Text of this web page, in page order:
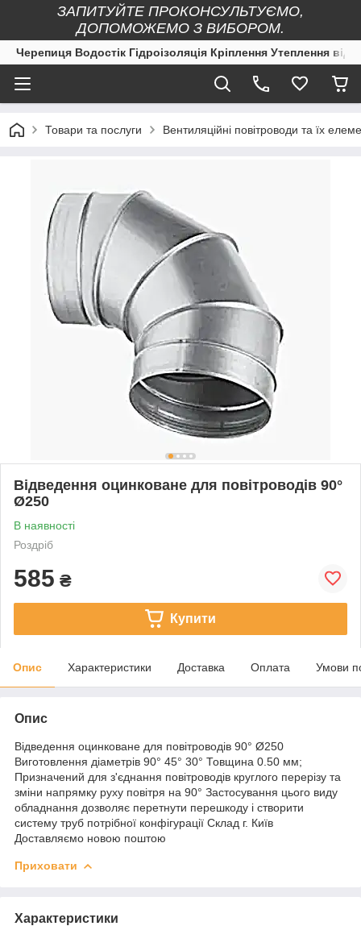
ЗАПИТУЙТЕ ПРОКОНСУЛЬТУЄМО,
ДОПОМОЖЕМО З ВИБОРОМ.
Черепиця Водостік Гідроізоляція Кріплення Утеплення
Товари та послуги Вентиляційні повітроводи та їх
Відведення оцинковане для повітроводів 90°
Ø250
В наявності
Роздріб
585 ₴
Купити
Опис Характеристики Доставка Оплата Умови
Опис
Відведення оцинковане для повітроводів 90° Ø250
Виготовлення діаметрів 90° 45° 30° Товщина 0.50 мм;
Призначений для з'єднання повітроводів круглого перерізу та
зміни напрямку руху повітря на 90° Застосування цього виду
обладнання дозволяє перетнути перешкоду і створити
систему труб потрібної конфігурації Склад г. Київ
Доставляємо новою поштою
Приховати
Характеристики